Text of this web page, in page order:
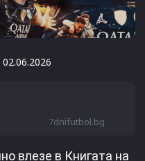
7dnifutbol.bg
влезе в Книгата на